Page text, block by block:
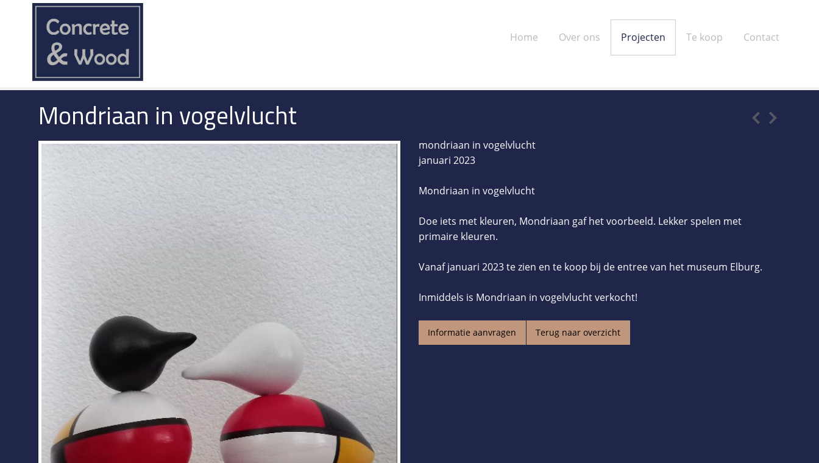
Home Over ons Projecten Te koop Contact
Mondriaan in vogelvlucht
mondriaan in vogelvlucht
januari 2023
Mondriaan in vogelvlucht
Doe iets met kleuren, Mondriaan gaf het voorbeeld. Lekker spelen met
primaire kleuren.
Vanaf januari 2023 te zien en te koop bij de entree van het museum Elburg.
Inmiddels is Mondriaan in vogelvlucht verkocht!
Informatie aanvragen Terug naar overzicht